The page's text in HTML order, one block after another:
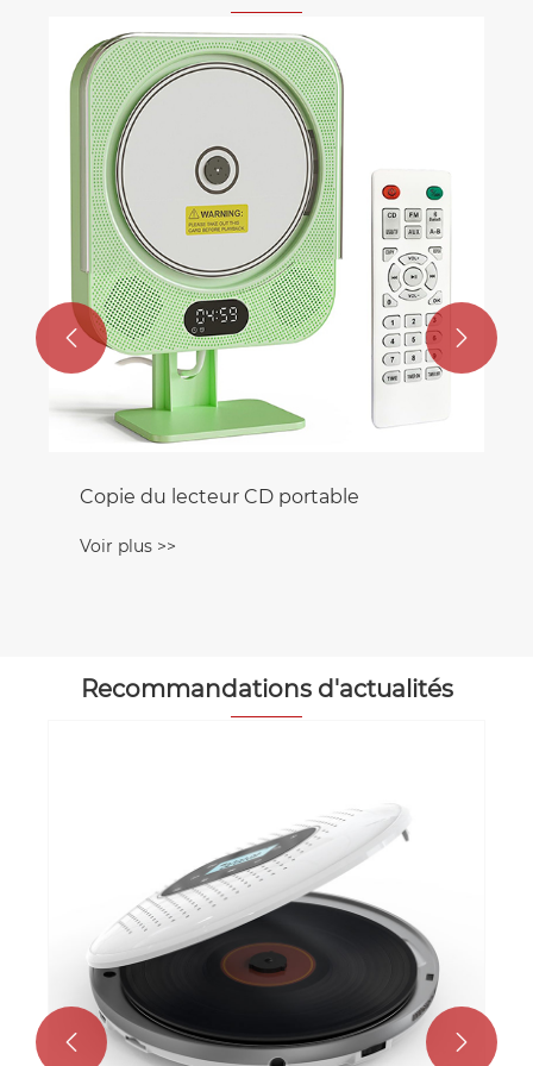
Copie du lecteur CD portable
Voir plus >>
 
Recommandations d'actualités
Voir plus >>
 